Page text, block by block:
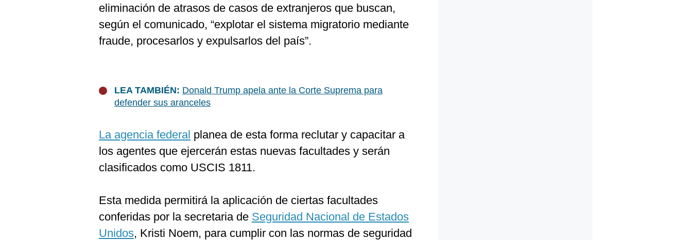
eliminación de atrasos de casos de extranjeros que buscan,
según el comunicado, “explotar el sistema migratorio mediante
fraude, procesarlos y expulsarlos del país”.
LEA TAMBIÉN: Donald Trump apela ante la Corte Suprema para
defender sus aranceles
La agencia federal planea de esta forma reclutar y capacitar a
los agentes que ejercerán estas nuevas facultades y serán
clasificados como USCIS 1811.
Esta medida permitirá la aplicación de ciertas facultades
conferidas por la secretaria de Seguridad Nacional de Estados
Unidos, Kristi Noem, para cumplir con las normas de seguridad